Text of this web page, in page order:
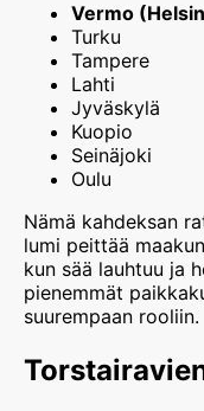
Vermo
Turku
Tampere
Lahti
Jyväskylä
Kuopio
Seinäjoki
Oulu
Nämä kahdeksan
lumi peittää
kun sää lauhtuu ja
pienemmät
suurempaan rooliin.